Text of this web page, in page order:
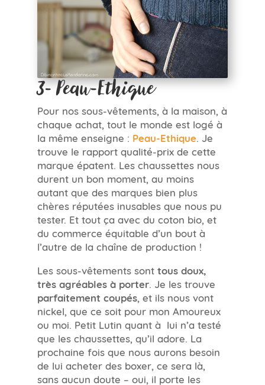
3- Peau-Ethique
Pour nos sous-vêtements, à la maison, à
chaque achat, tout le monde est logé à
la même enseigne : Peau-Ethique. Je
trouve le rapport qualité-prix de cette
marque épatent. Les chaussettes nous
durent un bon moment, au moins
autant que des marques bien plus
chères réputées inusables que nous pu
tester. Et tout ça avec du coton bio, et
du commerce équitable d’un bout à
l’autre de la chaîne de production !
Les sous-vêtements sont tous doux,
très agréables à porter. Je les trouve
parfaitement coupés, et ils nous vont
nickel, que ce soit pour mon Amoureux
ou moi. Petit Lutin quant à lui n’a testé
que les chaussettes, qu’il adore. La
prochaine fois que nous aurons besoin
de lui acheter des boxer, ce sera là,
sans aucun doute – oui, il porte les